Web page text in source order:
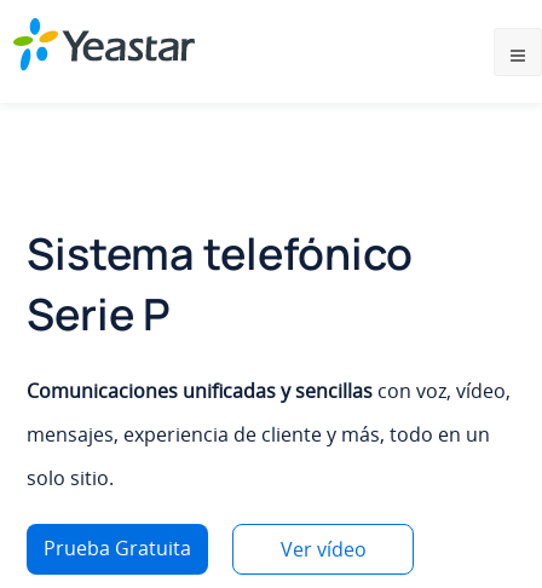
Sistema telefónico
Serie P
Comunicaciones unificadas y sencillas con voz, vídeo,
mensajes, experiencia de cliente y más, todo en un
solo sitio.
Prueba Gratuita Ver vídeo